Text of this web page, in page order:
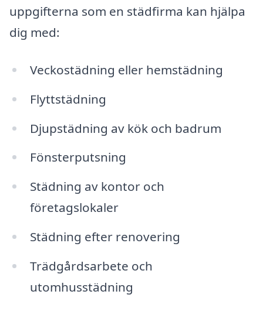
uppgifterna som en städfirma kan hjälpa
dig med:
Veckostädning eller hemstädning
Flyttstädning
Djupstädning av kök och badrum
Fönsterputsning
Städning av kontor och
företagslokaler
Städning efter renovering
Trädgårdsarbete och
utomhusstädning